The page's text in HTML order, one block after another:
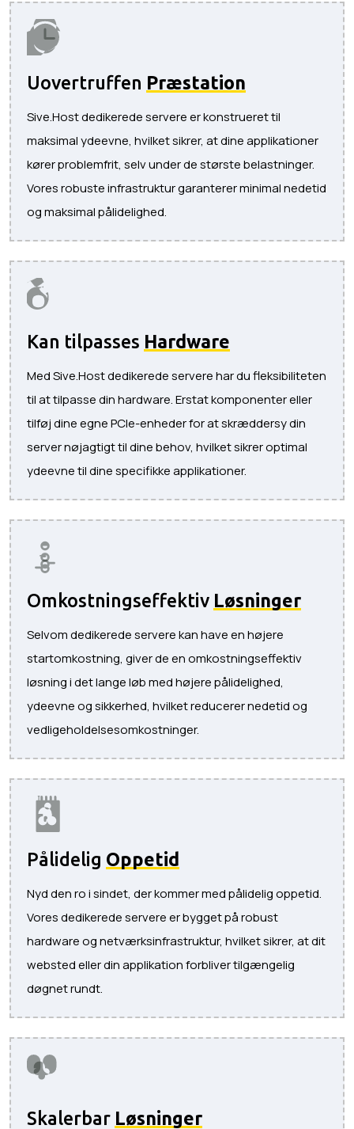
Uovertruffen Præstation
Sive.Host dedikerede servere er konstrueret til
maksimal ydeevne, hvilket sikrer, at dine applikationer
kører problemfrit, selv under de største belastninger.
Vores robuste infrastruktur garanterer minimal nedetid
og maksimal pålidelighed.
Kan tilpasses Hardware
Med Sive.Host dedikerede servere har du fleksibiliteten
til at tilpasse din hardware. Erstat komponenter eller
tilføj dine egne PCIe-enheder for at skræddersy din
server nøjagtigt til dine behov, hvilket sikrer optimal
ydeevne til dine specifikke applikationer.
Omkostningseffektiv Løsninger
Selvom dedikerede servere kan have en højere
startomkostning, giver de en omkostningseffektiv
løsning i det lange løb med højere pålidelighed,
ydeevne og sikkerhed, hvilket reducerer nedetid og
vedligeholdelsesomkostninger.
Pålidelig Oppetid
Nyd den ro i sindet, der kommer med pålidelig oppetid.
Vores dedikerede servere er bygget på robust
hardware og netværksinfrastruktur, hvilket sikrer, at dit
websted eller din applikation forbliver tilgængelig
døgnet rundt.
Skalerbar Løsninger